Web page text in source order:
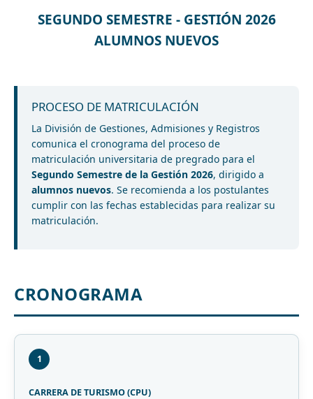
SEGUNDO SEMESTRE - GESTIÓN 2026
ALUMNOS NUEVOS
PROCESO DE MATRICULACIÓN
La División de Gestiones, Admisiones y Registros
comunica el cronograma del proceso de
matriculación universitaria de pregrado para el
Segundo Semestre de la Gestión 2026, dirigido a
alumnos nuevos. Se recomienda a los postulantes
cumplir con las fechas establecidas para realizar su
matriculación.
CRONOGRAMA
1
CARRERA DE TURISMO (CPU)